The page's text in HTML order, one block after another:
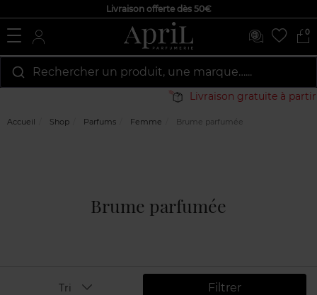
Livraison offerte dès 50€
0
Rechercher un produit, une marque…...
Livraison gratuite à partir de
Accueil Shop Parfums Femme Brume parfumée
Brume parfumée
Filtrer
Tri